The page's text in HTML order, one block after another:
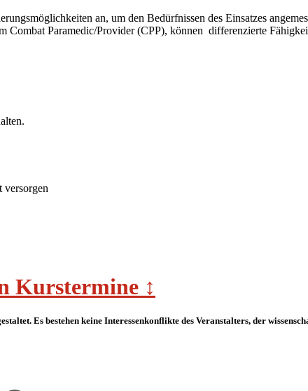
an, um den Bedürfnissen des Einsatzes
Paramedic/Provider (CPP), können differenzierte
versorgen
Kurstermine ↕︁
Es bestehen keine Interessenkonflikte des Veranstalters, der